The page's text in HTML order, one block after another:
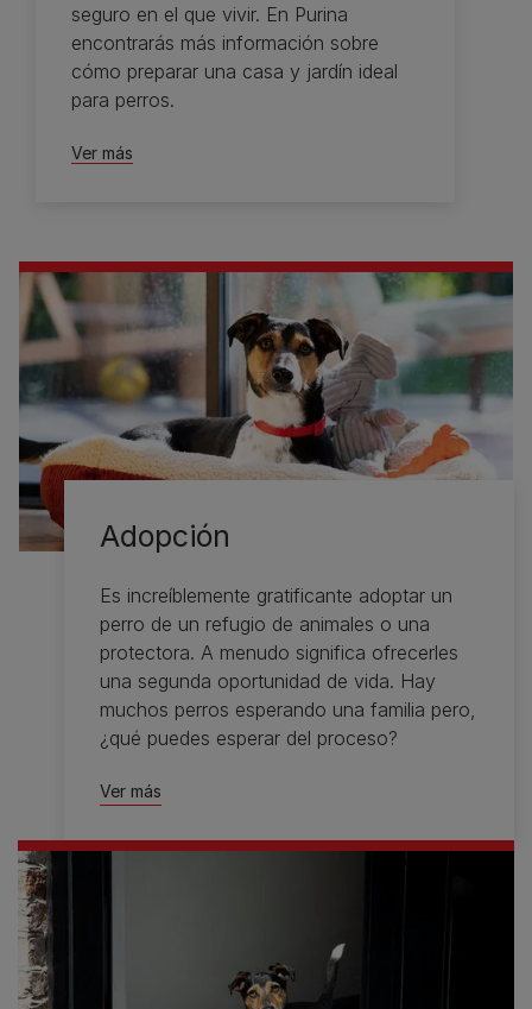
seguro en el que vivir. En Purina
encontrarás más información sobre
cómo preparar una casa y jardín ideal
para perros.
Ver más
Adopción
Es increíblemente gratificante adoptar un
perro de un refugio de animales o una
protectora. A menudo significa ofrecerles
una segunda oportunidad de vida. Hay
muchos perros esperando una familia pero,
¿qué puedes esperar del proceso?
Ver más